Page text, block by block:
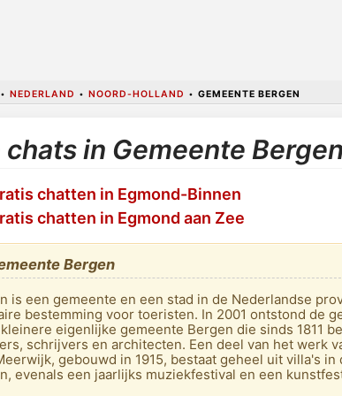
• NEDERLAND • NOORD-HOLLAND • GEMEENTE BERGEN
in Gemeente Bergen
chatten in Egmond-Binnen
chatten in Egmond aan Zee
Bergen
is een gemeente en een stad in de Nederlandse
bestemming voor toeristen. In 2001 ontstond de
eigenlijke gemeente Bergen die sinds 1811
schrijvers en architecten. Een deel van het werk
gebouwd in 1915, bestaat geheel uit villa's
evenals een jaarlijks muziekfestival en een